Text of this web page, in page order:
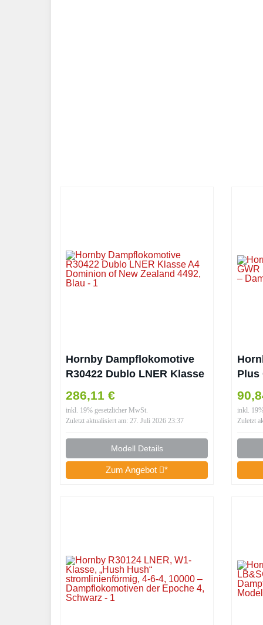
Hornby Dampflokomotive
R30422 Dublo LNER Klasse
A4 Dominion of New
Zealand 4492, Blau
286,11 €
inkl. 19% gesetzlicher MwSt.
Zuletzt aktualisiert am: 27. Juli 2026 23:37
Modell Details
Zum Angebot *
Plus
Ära
inkl.
Zuletzt